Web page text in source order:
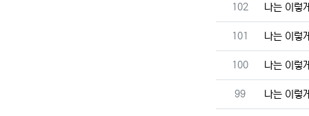
번호
102 나는 이렇
번호
101 나는 이렇
번호
100 나는 이렇
번호
99 나는 이렇